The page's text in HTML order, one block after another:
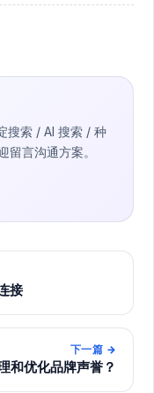
搜索 / AI 搜索 / 种
留言沟通方案。
接
下一篇 →
和优化品牌声誉？